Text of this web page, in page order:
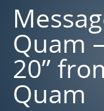
Quam
20”
Quam